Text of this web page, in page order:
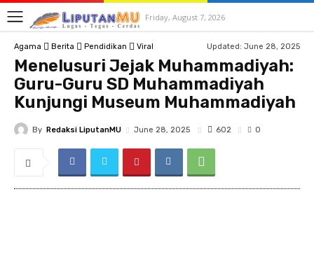
Friday, August 7, 2026
Agama Berita Pendidikan Viral Updated: June 28, 2025
Menelusuri Jejak Muhammadiyah:
Guru-Guru SD Muhammadiyah
Kunjungi Museum Muhammadiyah
By Redaksi LiputanMU June 28, 2025 602 0